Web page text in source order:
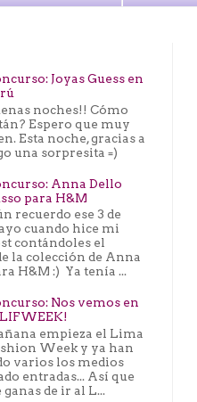
Joyas Guess en
noches!! Cómo
Espero que muy
Esta noche, gracias a
una sorpresita =)
Anna Dello
para H&M
recuerdo ese 3 de
cuando hice mi
contándoles el
la colección de Anna
H&M :) Ya tenía ...
Nos vemos en
empieza el Lima
Week y ya han
varios los medios
entradas... Así que
de ir al L...